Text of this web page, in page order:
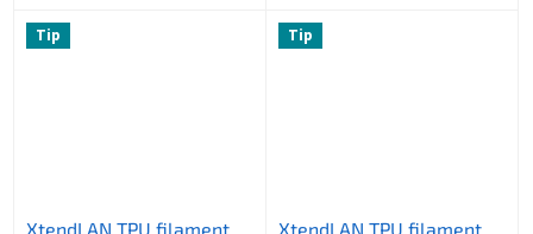
flexibilní materiál, který...
který kombinuje až...
Tip
XtendLAN TPU filament
Tip
XtendLAN TPU filament